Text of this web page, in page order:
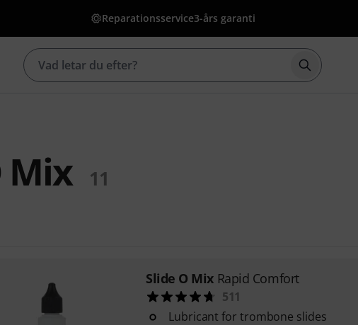
Reparationsservice3-års garanti
Börja
Mix 11
Slide O Mix Rapid Comfort
511
Lubricant for trombone slides